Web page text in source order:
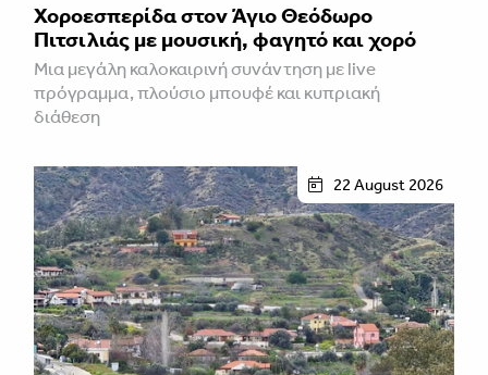
Χοροεσπερίδα στον Άγιο Θεόδωρο
Πιτσιλιάς με μουσική, φαγητό και χορό
Μια μεγάλη καλοκαιρινή συνάντηση με live
πρόγραμμα, πλούσιο μπουφέ και κυπριακή
διάθεση
22 August 2026